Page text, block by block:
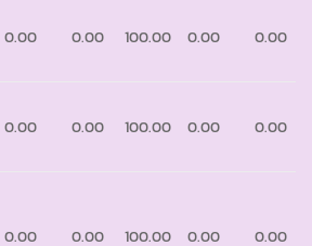
0.00 0.00 100.00 0.00 0.00
0.00 0.00 100.00 0.00 0.00
0.00 0.00 100.00 0.00 0.00